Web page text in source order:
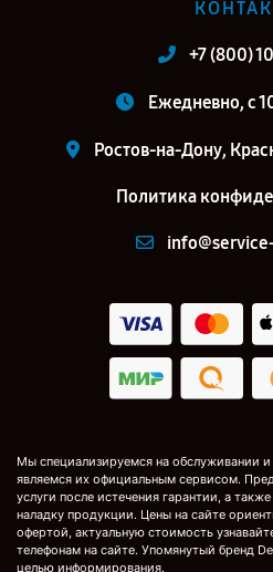
+7 (800)
Ежедневно, с
Ростов-на-Дону,
Политика
Мы специализируемся на обслуживании
являемся их официальным сервисом.
услуги после истечения гарантии, а
наладку продукции. Цены на сайте
офертой, актуальную стоимость
телефонам на сайте. Упомянутый бренд
целью информирования.